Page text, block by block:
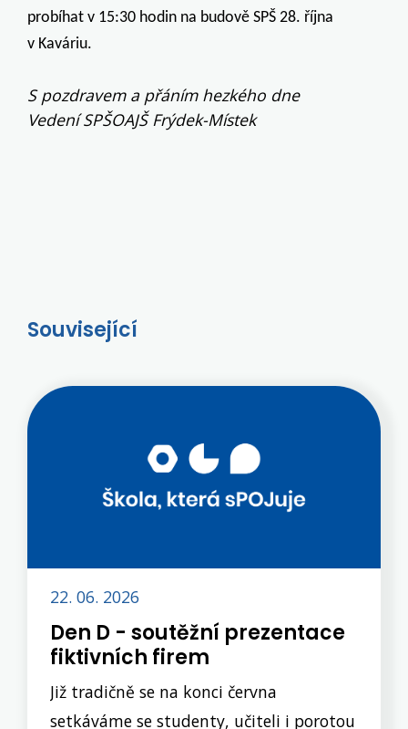
probíhat v 15:30 hodin na budově SPŠ 28. října
v Kaváriu.
S pozdravem a přáním hezkého dne
Vedení SPŠOAJŠ Frýdek-Místek
Související
22. 06. 2026
Den D - soutěžní prezentace
fiktivních firem
Již tradičně se na konci června
setkáváme se studenty, učiteli i porotou